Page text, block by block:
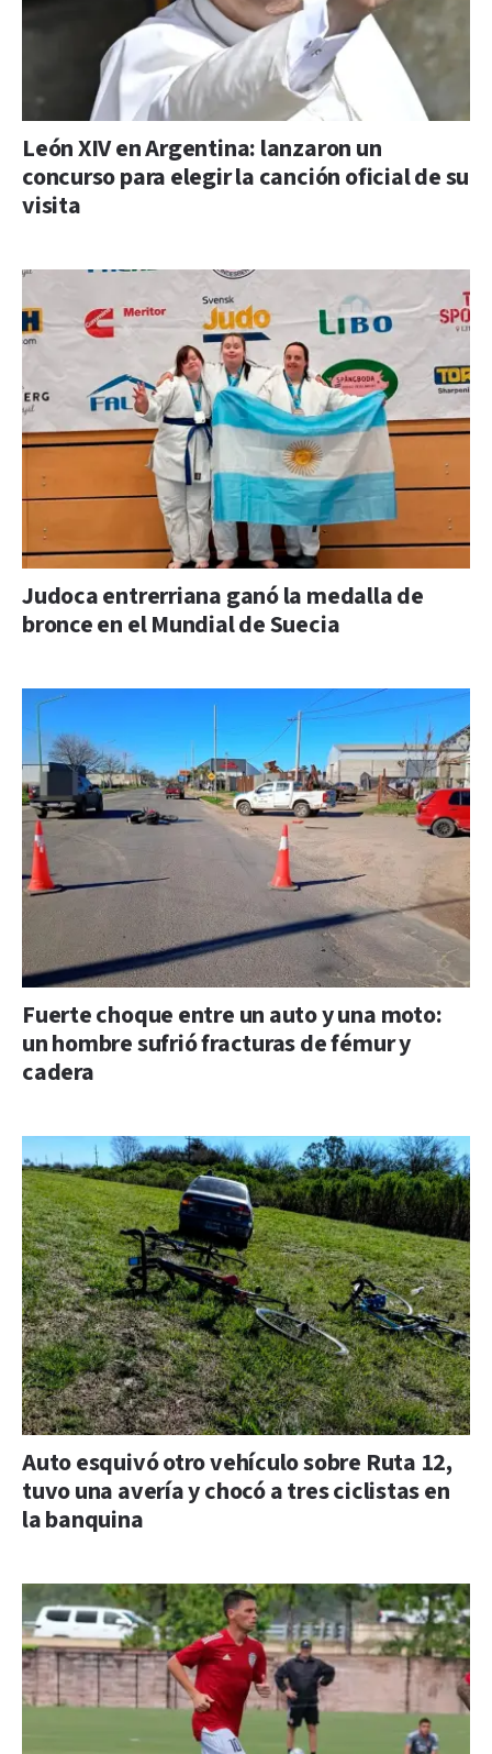
León XIV en Argentina: lanzaron un
concurso para elegir la canción oficial de su
visita
Judoca entrerriana ganó la medalla de
bronce en el Mundial de Suecia
Fuerte choque entre un auto y una moto:
un hombre sufrió fracturas de fémur y
cadera
Auto esquivó otro vehículo sobre Ruta 12,
tuvo una avería y chocó a tres ciclistas en
la banquina